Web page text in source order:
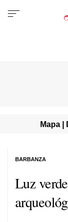
Mapa |
Luz
BARBANZA